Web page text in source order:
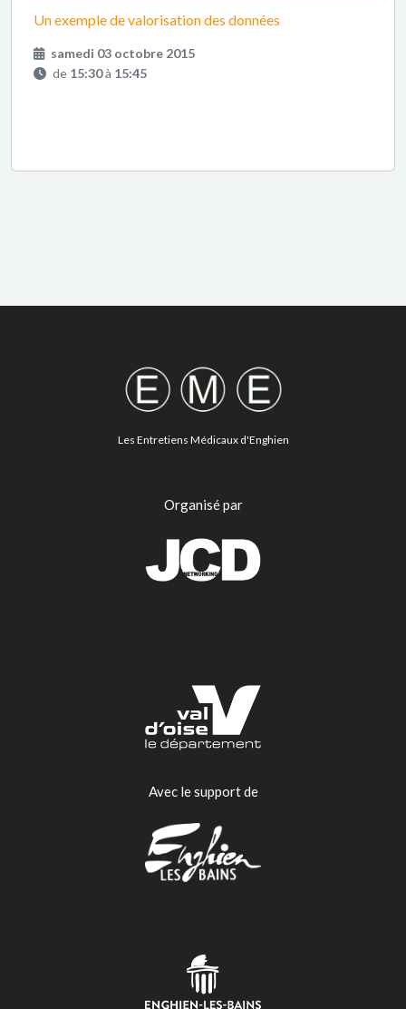
Un exemple de valorisation des données
samedi 03 octobre 2015
de 15:30à 15:45
Les Entretiens Médicaux d'Enghien
Organisé par
Avec le support de